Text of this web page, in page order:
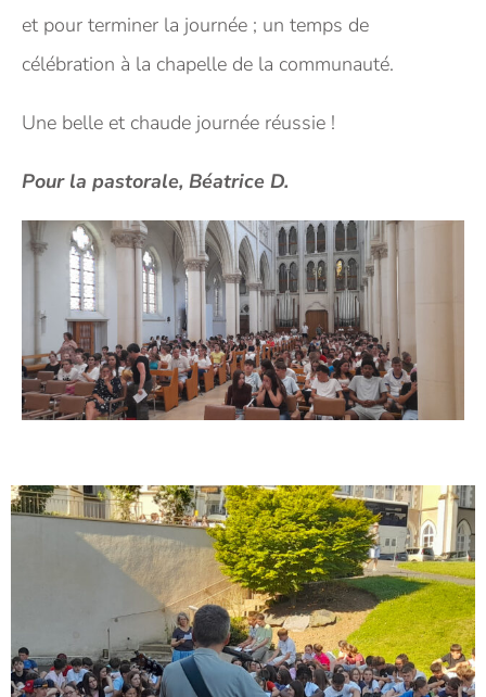
et pour terminer la journée ; un temps de
célébration à la chapelle de la communauté.
Une belle et chaude journée réussie !
Pour la pastorale, Béatrice D.